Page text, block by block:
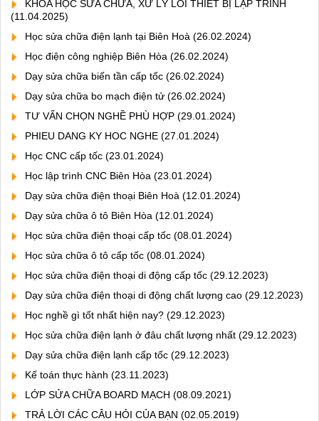
KHÓA HỌC SỬA CHỮA, XỬ LÝ LỖI THIẾT BỊ LẬP TRÌNH
(11.04.2025)
Học sửa chữa điện lạnh tại Biên Hoà (26.02.2024)
Học điện công nghiệp Biên Hòa (26.02.2024)
Dạy sửa chữa biến tần cấp tốc (26.02.2024)
Dạy sửa chữa bo mạch điện tử (26.02.2024)
TƯ VẤN CHỌN NGHỀ PHÙ HỢP (29.01.2024)
PHIEU DANG KY HOC NGHE (27.01.2024)
Học CNC cấp tốc (23.01.2024)
Học lập trình CNC Biên Hòa (23.01.2024)
Dạy sửa chữa điện thoại Biên Hoà (12.01.2024)
Dạy sửa chữa ô tô Biên Hòa (12.01.2024)
Học sửa chữa điện thoại cấp tốc (08.01.2024)
Học sửa chữa ô tô cấp tốc (08.01.2024)
Học sửa chữa điện thoại di động cấp tốc (29.12.2023)
Dạy sửa chữa điện thoại di động chất lượng cao (29.12.2023)
Học nghề gì tốt nhất hiện nay? (29.12.2023)
Học sửa chữa điện lạnh ở đâu chất lượng nhất (29.12.2023)
Dạy sửa chữa điện lạnh cấp tốc (29.12.2023)
Kế toán thực hành (23.11.2023)
LỚP SỬA CHỮA BOARD MẠCH (08.09.2021)
TRẢ LỜI CÁC CÂU HỎI CỦA BẠN (02.05.2019)